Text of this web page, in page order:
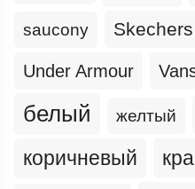
saucony Skechers
Under Armour
белый желтый
коричневый